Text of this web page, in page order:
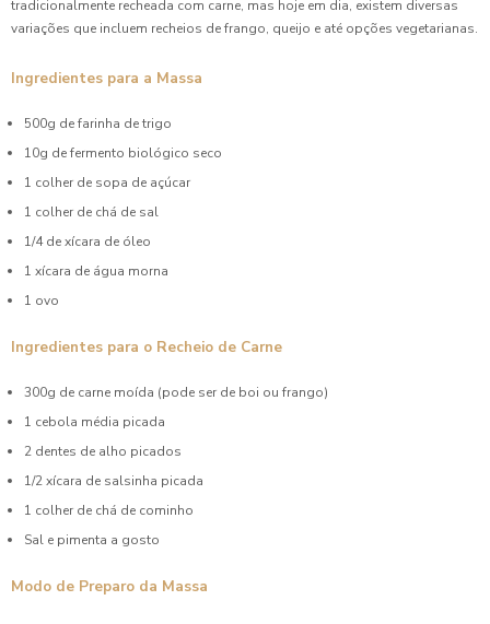
Sua Festa
Coxinha de Aniversário é a Sensação das Festas: Descubra
Receitas e Dicas Incríveis
Coxinha de Aniversário em Festas: Descubra Receitas e
Coxinha de Aniversário: A Delícia que Não Pode Faltar na
Incríveis
Irresistíveis
Coxinha de Festa é a Estrela do Seu Evento: Dicas e
Coxinha de Festa é a Estrela do Seu Evento: Dicas para
Preparar e Servir com Sucesso
tradicionalmente recheada com carne, mas hoje em dia, existem diversas
variações que incluem recheios de frango, queijo e até opções vegetarianas.
Ingredientes para a Massa
500g de farinha de trigo
10g de fermento biológico seco
1 colher de sopa de açúcar
1 colher de chá de sal
1/4 de xícara de óleo
1 xícara de água morna
1 ovo
Ingredientes para o Recheio de Carne
300g de carne moída (pode ser de boi ou frango)
1 cebola média picada
2 dentes de alho picados
1/2 xícara de salsinha picada
1 colher de chá de cominho
Sal e pimenta a gosto
Modo de Preparo da Massa